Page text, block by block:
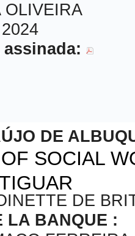
OLIVEIRA
DE
SOCIAL
DE
LA BANQUE :